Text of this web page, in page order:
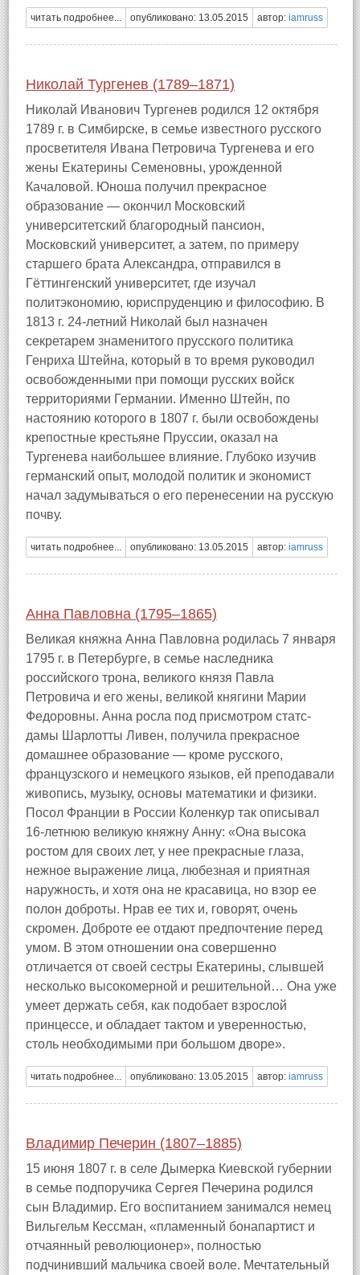
читать подробнее... опубликовано: 13.05.2015 автор: iamruss
Николай Тургенев (1789–1871)
Николай Иванович Тургенев родился 12 октября
1789 г. в Симбирске, в семье известного русского
просветителя Ивана Петровича Тургенева и его
жены Екатерины Семеновны, урожденной
Качаловой. Юноша получил прекрасное
образование — окончил Московский
университетский благородный пансион,
Московский университет, а затем, по примеру
старшего брата Александра, отправился в
Гёттингенский университет, где изучал
политэкономию, юриспруденцию и философию. В
1813 г. 24-летний Николай был назначен
секретарем знаменитого прусского политика
Генриха Штейна, который в то время руководил
освобожденными при помощи русских войск
территориями Германии. Именно Штейн, по
настоянию которого в 1807 г. были освобождены
крепостные крестьяне Пруссии, оказал на
Тургенева наибольшее влияние. Глубоко изучив
германский опыт, молодой политик и экономист
начал задумываться о его перенесении на русскую
почву.
читать подробнее... опубликовано: 13.05.2015 автор: iamruss
Анна Павловна (1795–1865)
Великая княжна Анна Павловна родилась 7 января
1795 г. в Петербурге, в семье наследника
российского трона, великого князя Павла
Петровича и его жены, великой княгини Марии
Федоровны. Анна росла под присмотром cтатс-
дамы Шарлотты Ливен, получила прекрасное
домашнее образование — кроме русского,
французского и немецкого языков, ей преподавали
живопись, музыку, основы математики и физики.
Посол Франции в России Коленкур так описывал
16-летнюю великую княжну Анну: «Она высока
ростом для своих лет, у нее прекрасные глаза,
нежное выражение лица, любезная и приятная
наружность, и хотя она не красавица, но взор ее
полон доброты. Нрав ее тих и, говорят, очень
скромен. Доброте ее отдают предпочтение перед
умом. В этом отношении она совершенно
отличается от своей сестры Екатерины, слывшей
несколько высокомерной и решительной… Она уже
умеет держать себя, как подобает взрослой
принцессе, и обладает тактом и уверенностью,
столь необходимыми при большом дворе».
читать подробнее... опубликовано: 13.05.2015 автор: iamruss
Владимир Печерин (1807–1885)
15 июня 1807 г. в селе Дымерка Киевской губернии
в семье подпоручика Сергея Печерина родился
сын Владимир. Его воспитанием занимался немец
Вильгельм Кессман, «пламенный бонапартист и
отчаянный революционер», полностью
подчинивший мальчика своей воле. Мечтательный